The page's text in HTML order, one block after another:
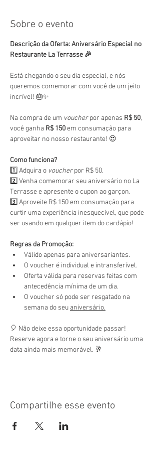
Sobre o evento
Descrição da Oferta: Aniversário Especial no
Restaurante La Terrasse 🎉
Está chegando o seu dia especial, e nós
queremos comemorar com você de um jeito
incrível! 🎂✨
Na compra de um voucher por apenas R$ 50,
você ganha R$ 150 em consumação para
aproveitar no nosso restaurante! 😍
Como funciona?
1️⃣ Adquira o voucher por R$ 50.
2️⃣ Venha comemorar seu aniversário no La
Terrasse e apresente o cupon ao garçon.
3️⃣ Aproveite R$ 150 em consumação para
curtir uma experiência inesquecível, que pode
ser usando em qualquer item do cardápio!
Regras da Promoção:
Válido apenas para aniversariantes.
O voucher é individual e intransferível.
Oferta válida para reservas feitas com
antecedência mínima de um dia.
O voucher só pode ser resgatado na
semana do seu aniversário.
🎈 Não deixe essa oportunidade passar!
Reserve agora e torne o seu aniversário uma
data ainda mais memorável. 🥂
Compartilhe esse evento